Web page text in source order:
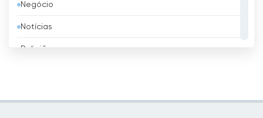
Bélgica
Belize
Negócio
Notícias
Religião